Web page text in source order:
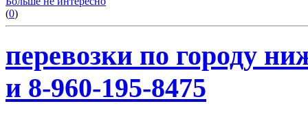
(0)
перевозки по городу
и 8-960-195-8475